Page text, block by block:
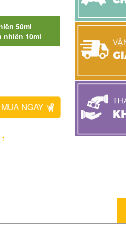
50ml
nhiên 10ml
MUA NGAY